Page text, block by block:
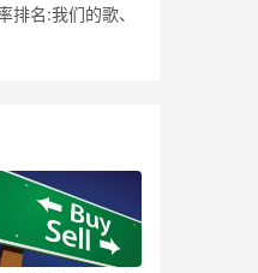
排名:我们的歌、